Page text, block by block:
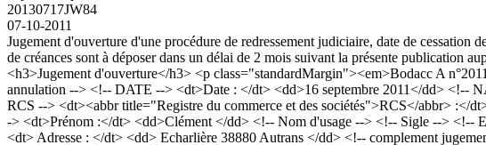
20130717JW84
07-10-2011
Jugement d'ouverture d'une procédure de redressement judiciaire, date de
de créances sont à déposer dans un délai de 2 mois suivant la présente publication
<h3>Jugement d'ouverture</h3> <p class="standardMargin"><em>Bodacc A
annulation --> <!-- DATE --> <dt>Date : </dt> <dd>16 septembre 2011</dd> <!--
RCS --> <dt><abbr title="Registre du commerce et des sociétés">RCS</abbr>
-> <dt>Prénom :</dt> <dd>Clément </dd> <!-- Nom d'usage --> <!-- Sigle -->
<dt> Adresse : </dt> <dd> Echarlière 38880 Autrans </dd> <!-- complement